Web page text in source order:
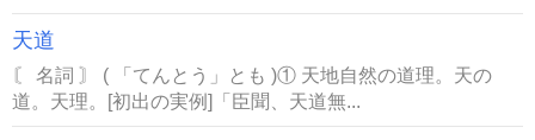
天道
〘 名詞 〙 ( 「てんとう」とも )① 天地自然の道理。天の
道。天理。[初出の実例]「臣聞、天道無...